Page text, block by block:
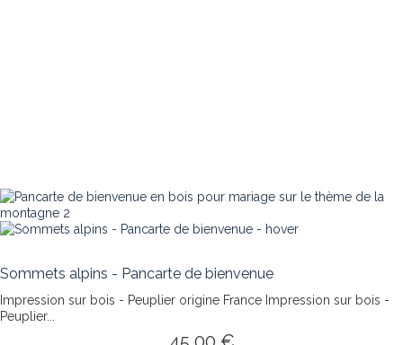
Sommets alpins - Pancarte de bienvenue
Impression sur bois - Peuplier origine France Impression sur bois -
Peuplier...